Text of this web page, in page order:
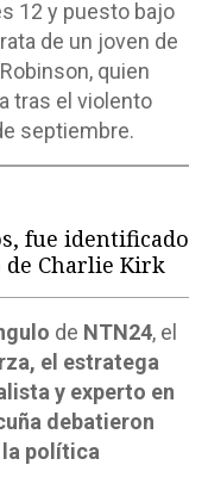
12 y puesto bajo
de un joven de
quien
tras el violento
septiembre.
fue identificado
de Charlie Kirk
de NTN24, el
el estratega
y experto en
debatieron
política